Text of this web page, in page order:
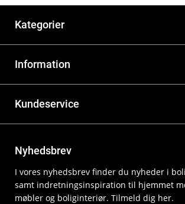
Kategorier
Information
Kundeservice
Nyhedsbrev
I vores nyhedsbrev finder du nyheder i
samt indretningsinspiration til hjemmet
møbler og boliginteriør. Tilmeld dig her.